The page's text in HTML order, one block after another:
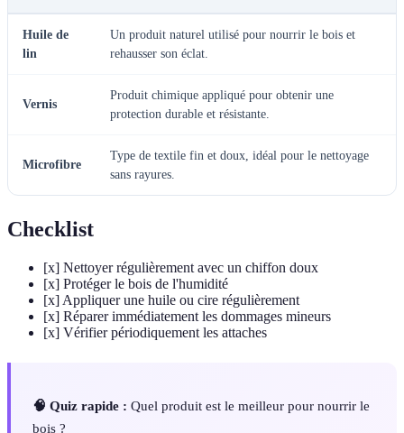
Huile de
lin
Un produit naturel utilisé pour nourrir le bois et
rehausser son éclat.
Vernis
Produit chimique appliqué pour obtenir une
protection durable et résistante.
Microfibre
Type de textile fin et doux, idéal pour le nettoyage
sans rayures.
Checklist
[x] Nettoyer régulièrement avec un chiffon doux
[x] Protéger le bois de l'humidité
[x] Appliquer une huile ou cire régulièrement
[x] Réparer immédiatement les dommages mineurs
[x] Vérifier périodiquement les attaches
🧠 Quiz rapide : Quel produit est le meilleur pour nourrir le
bois ?